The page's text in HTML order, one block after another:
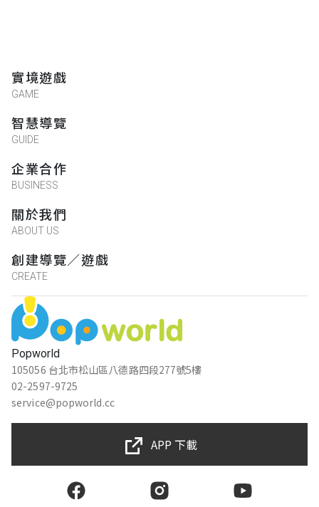
Popworld
105056 台北市松山區八德路四段277號5樓
02-2597-9725
service@popworld.cc
實境遊戲
GAME
智慧導覽
GUIDE
企業合作
BUSINESS
關於我們
ABOUT US
創建導覽／遊戲
CREATE
APP 下載